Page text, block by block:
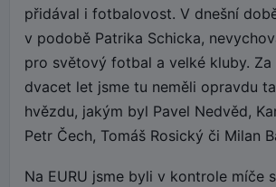
přidával i fotbalovost. V dnešní
v podobě Patrika Schicka,
pro světový fotbal a velké kluby. Za
dvacet let jsme tu neměli opravdu
hvězdu, jakým byl Pavel Nedvěd,
Petr Čech, Tomáš Rosický či Milan
Na EURU jsme byli v kontrole míče